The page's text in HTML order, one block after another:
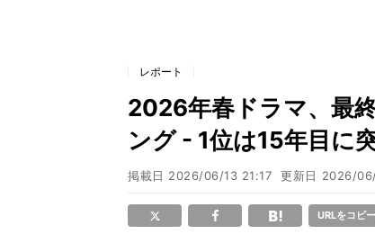
レポート
2026年春ドラマ、最
ング - 1位は15年目に
掲載日 2026/06/13 21:17 更新日 2026/
URLをコピー